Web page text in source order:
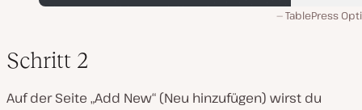
TablePress
Schritt 2
Auf der Seite „Add New“ (Neu hinzufügen) wirst du